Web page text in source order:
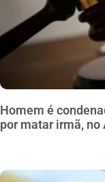
Homem é
por matar irmã,